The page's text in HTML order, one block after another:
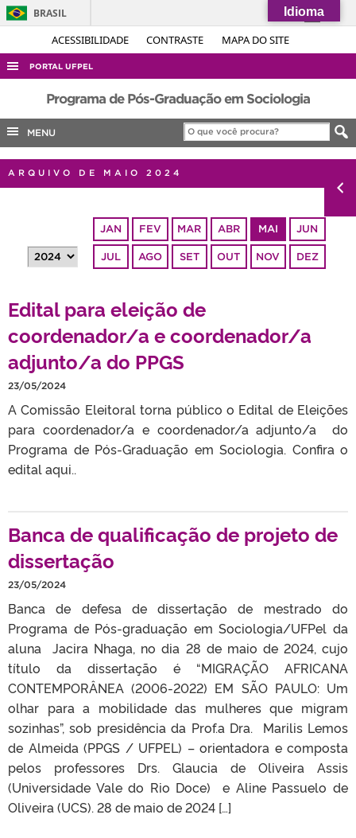
ACESSIBILIDADE CONTRASTE MAPA DO SITE
BRASIL
Simplifique!
Acesso à informação
Legislação
Canais
PORTAL UFPEL
ACESSO À INFORMAÇÃO
AUDITORIA
COBALTO
CONCURSOS
OUVIDORIA
TELEFONES
Programa de Pós-Graduação em Sociologia
MENU
ARQUIVO DE MAIO 2024
JAN FEV MAR ABR MAI JUN
JUL AGO SET OUT NOV DEZ
Edital para eleição de
coordenador/a e coordenador/a
adjunto/a do PPGS
23/05/2024
A Comissão Eleitoral torna público o Edital de Eleições
para coordenador/a e coordenador/a adjunto/a do
Programa de Pós-Graduação em Sociologia. Confira o
edital aqui..
Banca de qualificação de projeto de
dissertação
23/05/2024
Banca de defesa de dissertação de mestrado do
Programa de Pós-graduação em Sociologia/UFPel da
aluna Jacira Nhaga, no dia 28 de maio de 2024, cujo
título da dissertação é “MIGRAÇÃO AFRICANA
CONTEMPORÂNEA (2006-2022) EM SÃO PAULO: Um
olhar para a mobilidade das mulheres que migram
sozinhas”, sob presidência da Prof.a Dra. Marilis Lemos
de Almeida (PPGS / UFPEL) – orientadora e composta
pelos professores Drs. Glaucia de Oliveira Assis
(Universidade Vale do Rio Doce) e Aline Passuelo de
Oliveira (UCS). 28 de maio de 2024 […]
Idioma